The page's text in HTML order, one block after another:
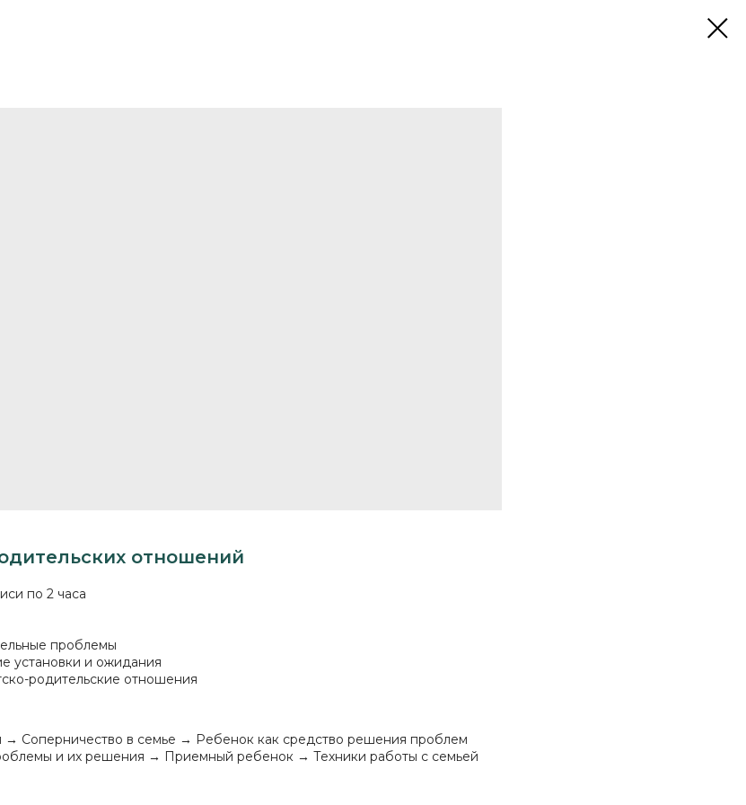
отношений
по 2 часа
проблемы
установки и ожидания
родительские отношения
→ Соперничество в семье → Ребенок как средство решения проблем
и их решения → Приемный ребенок → Техники работы с семьей